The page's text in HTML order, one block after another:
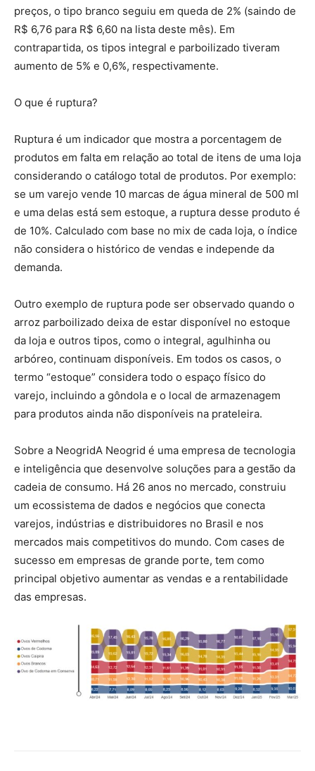
preços, o tipo branco seguiu em queda de 2% (saindo de
R$ 6,76 para R$ 6,60 na lista deste mês). Em
contrapartida, os tipos integral e parboilizado tiveram
aumento de 5% e 0,6%, respectivamente.
O que é ruptura?
Ruptura é um indicador que mostra a porcentagem de
produtos em falta em relação ao total de itens de uma loja
considerando o catálogo total de produtos. Por exemplo:
se um varejo vende 10 marcas de água mineral de 500 ml
e uma delas está sem estoque, a ruptura desse produto é
de 10%. Calculado com base no mix de cada loja, o índice
não considera o histórico de vendas e independe da
demanda.
Outro exemplo de ruptura pode ser observado quando o
arroz parboilizado deixa de estar disponível no estoque
da loja e outros tipos, como o integral, agulhinha ou
arbóreo, continuam disponíveis. Em todos os casos, o
termo “estoque” considera todo o espaço físico do
varejo, incluindo a gôndola e o local de armazenagem
para produtos ainda não disponíveis na prateleira.
Sobre a NeogridA Neogrid é uma empresa de tecnologia
e inteligência que desenvolve soluções para a gestão da
cadeia de consumo. Há 26 anos no mercado, construiu
um ecossistema de dados e negócios que conecta
varejos, indústrias e distribuidores no Brasil e nos
mercados mais competitivos do mundo. Com cases de
sucesso em empresas de grande porte, tem como
principal objetivo aumentar as vendas e a rentabilidade
das empresas.